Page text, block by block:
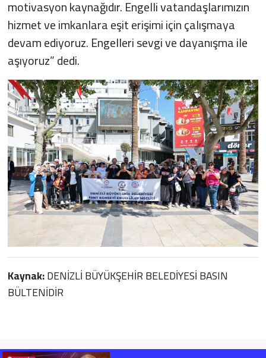
motivasyon kaynağıdır. Engelli vatandaşlarımızın
hizmet ve imkanlara eşit erişimi için çalışmaya
devam ediyoruz. Engelleri sevgi ve dayanışma ile
aşıyoruz” dedi.
Kaynak:DENİZLİ BÜYÜKŞEHİR BELEDİYESİ BASIN
BÜLTENİDİR